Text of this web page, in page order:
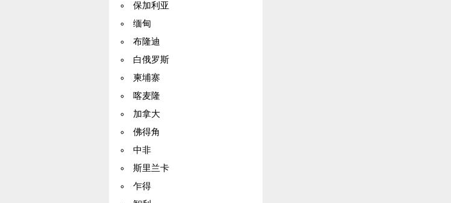
保加利亚
缅甸
布隆迪
白俄罗斯
柬埔寨
喀麦隆
加拿大
佛得角
中非
斯里兰卡
乍得